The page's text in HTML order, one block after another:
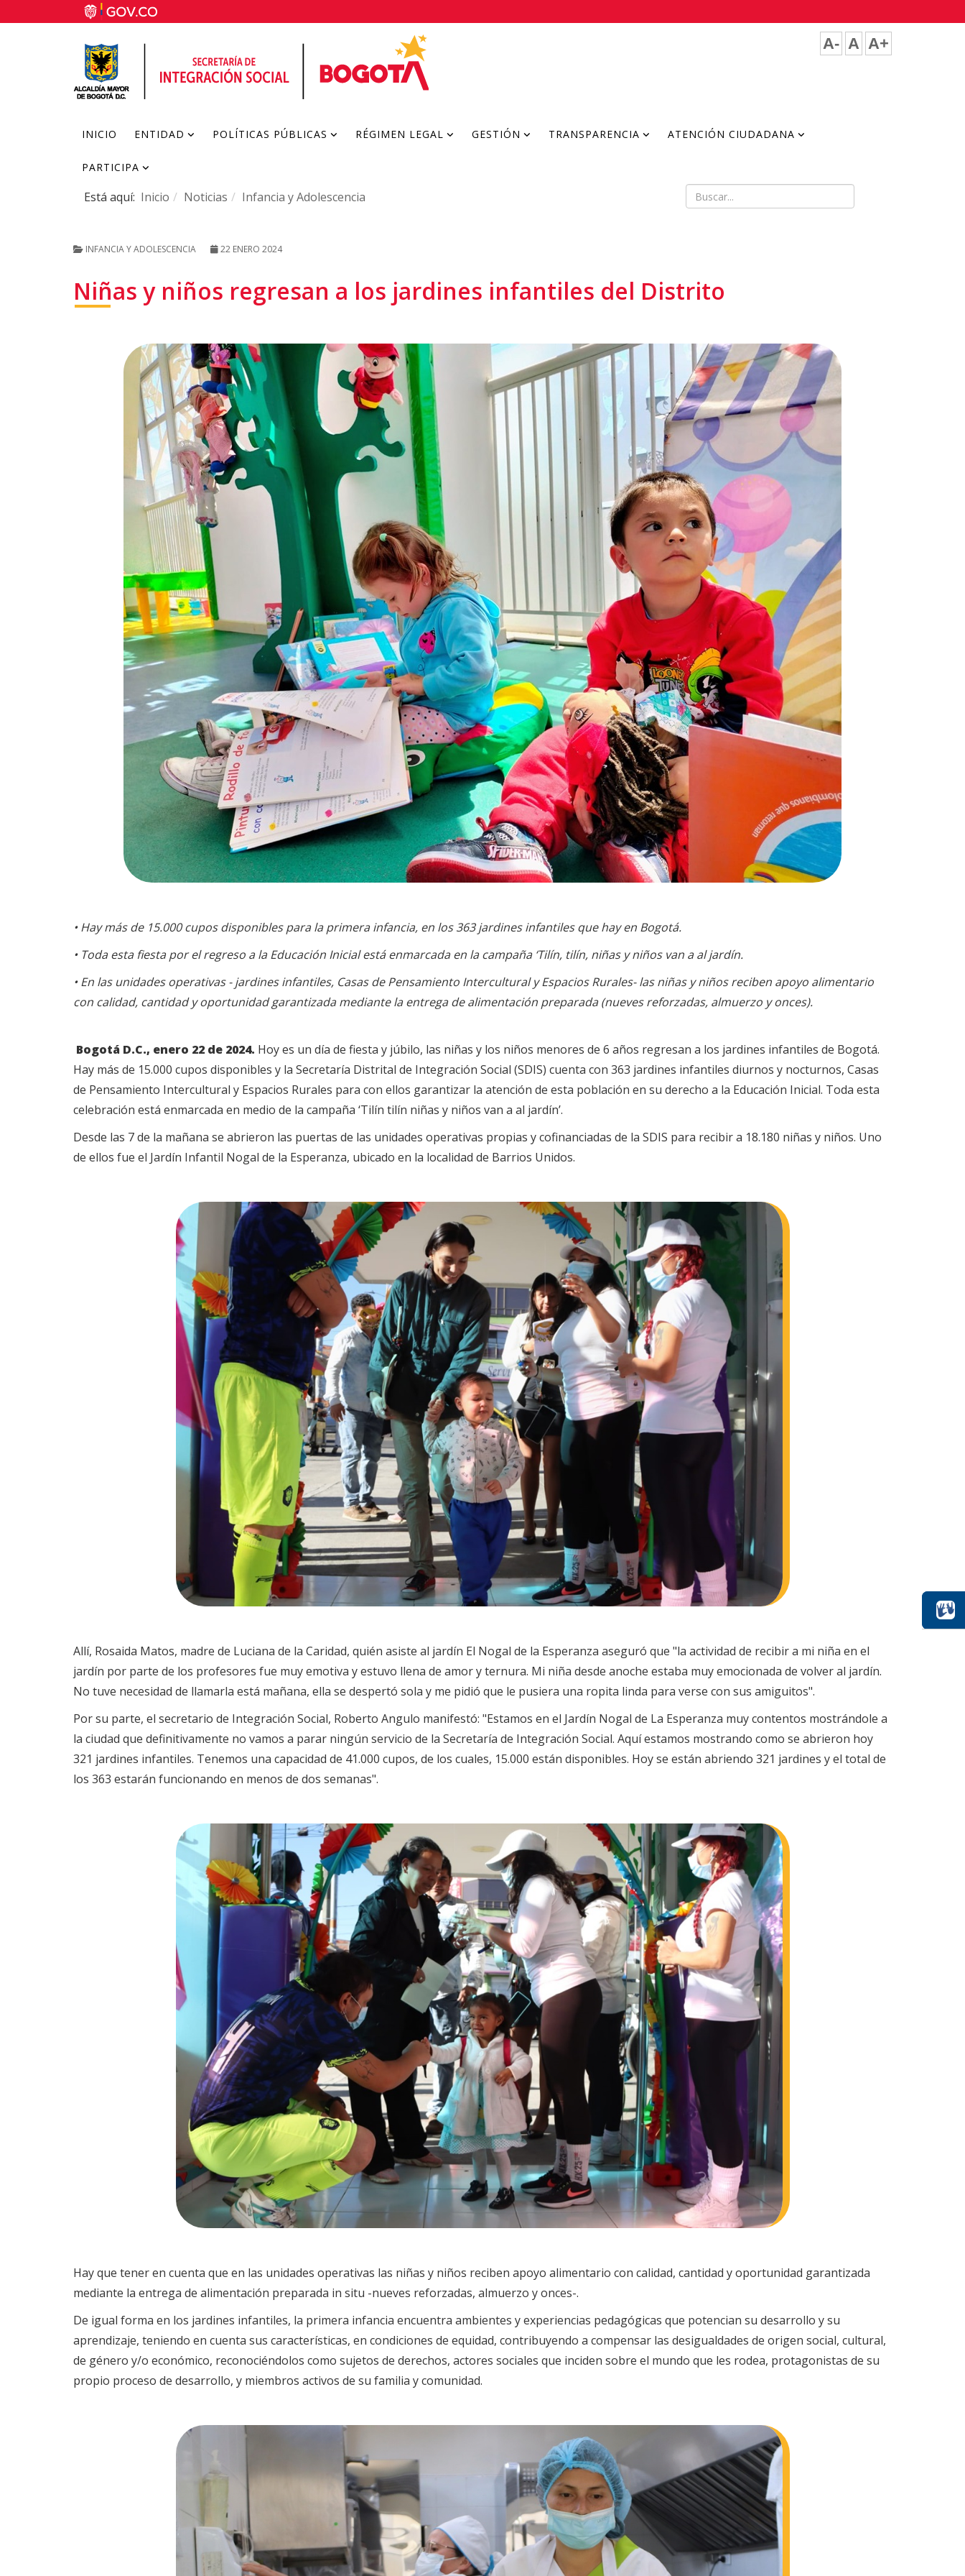
A- A A+
INICIO ENTIDAD POLÍTICAS PÚBLICAS RÉGIMEN LEGAL GESTIÓN TRANSPARENCIA ATENCIÓN CIUDADANA
PARTICIPA
Está aquí: Inicio Noticias Infancia y Adolescencia
INFANCIA Y ADOLESCENCIA 22 ENERO 2024
Niñas y niños regresan a los jardines infantiles del Distrito
• Hay más de 15.000 cupos disponibles para la primera infancia, en los 363 jardines infantiles que hay en Bogotá.
• Toda esta fiesta por el regreso a la Educación Inicial está enmarcada en la campaña ‘Tilín, tilín, niñas y niños van a al jardín.
• En las unidades operativas - jardines infantiles, Casas de Pensamiento Intercultural y Espacios Rurales- las niñas y niños reciben apoyo alimentario
con calidad, cantidad y oportunidad garantizada mediante la entrega de alimentación preparada (nueves reforzadas, almuerzo y onces).
Bogotá D.C., enero 22 de 2024. Hoy es un día de fiesta y júbilo, las niñas y los niños menores de 6 años regresan a los jardines infantiles de Bogotá.
Hay más de 15.000 cupos disponibles y la Secretaría Distrital de Integración Social (SDIS) cuenta con 363 jardines infantiles diurnos y nocturnos, Casas
de Pensamiento Intercultural y Espacios Rurales para con ellos garantizar la atención de esta población en su derecho a la Educación Inicial. Toda esta
celebración está enmarcada en medio de la campaña ‘Tilín tilín niñas y niños van a al jardín’.
Desde las 7 de la mañana se abrieron las puertas de las unidades operativas propias y cofinanciadas de la SDIS para recibir a 18.180 niñas y niños. Uno
de ellos fue el Jardín Infantil Nogal de la Esperanza, ubicado en la localidad de Barrios Unidos.
Allí, Rosaida Matos, madre de Luciana de la Caridad, quién asiste al jardín El Nogal de la Esperanza aseguró que "la actividad de recibir a mi niña en el
jardín por parte de los profesores fue muy emotiva y estuvo llena de amor y ternura. Mi niña desde anoche estaba muy emocionada de volver al jardín.
No tuve necesidad de llamarla está mañana, ella se despertó sola y me pidió que le pusiera una ropita linda para verse con sus amiguitos".
Por su parte, el secretario de Integración Social, Roberto Angulo manifestó: "Estamos en el Jardín Nogal de La Esperanza muy contentos mostrándole a
la ciudad que definitivamente no vamos a parar ningún servicio de la Secretaría de Integración Social. Aquí estamos mostrando como se abrieron hoy
321 jardines infantiles. Tenemos una capacidad de 41.000 cupos, de los cuales, 15.000 están disponibles. Hoy se están abriendo 321 jardines y el total de
los 363 estarán funcionando en menos de dos semanas".
Hay que tener en cuenta que en las unidades operativas las niñas y niños reciben apoyo alimentario con calidad, cantidad y oportunidad garantizada
mediante la entrega de alimentación preparada in situ -nueves reforzadas, almuerzo y onces-.
De igual forma en los jardines infantiles, la primera infancia encuentra ambientes y experiencias pedagógicas que potencian su desarrollo y su
aprendizaje, teniendo en cuenta sus características, en condiciones de equidad, contribuyendo a compensar las desigualdades de origen social, cultural,
de género y/o económico, reconociéndolos como sujetos de derechos, actores sociales que inciden sobre el mundo que les rodea, protagonistas de su
propio proceso de desarrollo, y miembros activos de su familia y comunidad.